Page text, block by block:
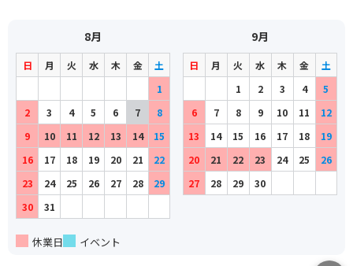
8月
日 月 火 水 木 金
土
1
2
3 4 5 6 7
8
9
10 11 12 13 14
15
16
17 18 19 20 21
22
23
24 25 26 27 28
29
30
31
9月
日 月 火 水 木 金
土
1
2 3 4
5
6
7 8 9 10 11
12
13
14 15 16 17 18
19
20
21 22 23 24 25
26
27
28 29 30
休業日 イベント